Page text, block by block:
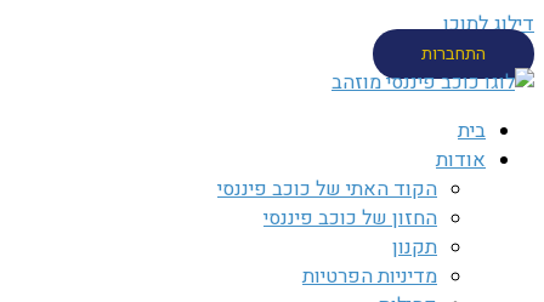
דילוג לתוכן
התחברות
בית
אודות
הקוד האתי של כוכב פיננסי
החזון של כוכב פיננסי
תקנון
מדיניות הפרטיות